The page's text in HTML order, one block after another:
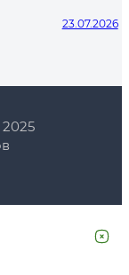
23.07.2026